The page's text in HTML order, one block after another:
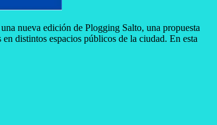
nueva edición de Plogging Salto, una propuesta
distintos espacios públicos de la ciudad. En esta